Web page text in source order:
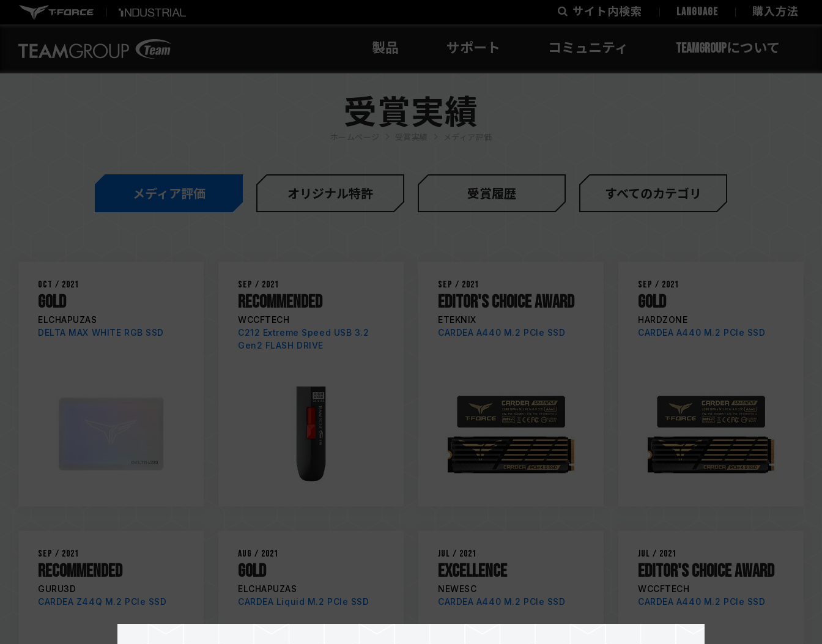
サイト内検索 LANGUAGE 購入方法
製品 サポート コミュニティ TEAMGROUPについて
受賞実績
ホームページ 受賞実績 メディア評価
メディア評価 オリジナル特許 受賞履歴 すべてのカテゴリ
Oct / 2021
GOLD
ELCHAPUZAS
DELTA MAX WHITE RGB SSD
Sep / 2021
RECOMMENDED
WCCFTECH
C212 Extreme Speed USB 3.2
Gen2 FLASH DRIVE
Sep / 2021
EDITOR'S CHOICE AWARD
ETEKNIX
CARDEA A440 M.2 PCIe SSD
Sep / 2021
Gold
HARDZONE
CARDEA A440 M.2 PCIe SSD
Sep / 2021
Recommended
GURU3D
CARDEA Z44Q M.2 PCIe SSD
Aug / 2021
GOLD
ELCHAPUZAS
CARDEA Liquid M.2 PCIe SSD
Jul / 2021
Excellence
NEWESC
CARDEA A440 M.2 PCIe SSD
Jul / 2021
Editor's Choice Award
WCCFTECH
CARDEA A440 M.2 PCIe SSD